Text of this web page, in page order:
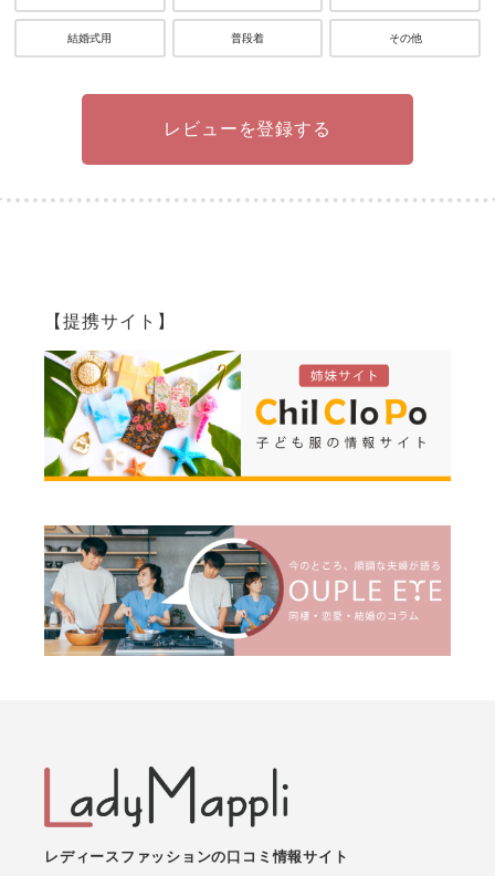
結婚式用 普段着 その他
レビューを登録する
【提携サイト】
レディースファッションの口コミ情報サイト